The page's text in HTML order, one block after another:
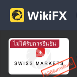
ไม่ได้รับการยืนยัน
1
2
30